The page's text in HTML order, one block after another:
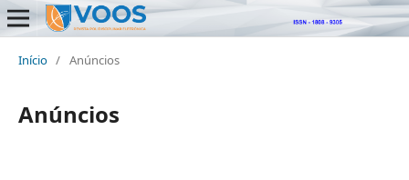
Início / Anúncios
Anúncios